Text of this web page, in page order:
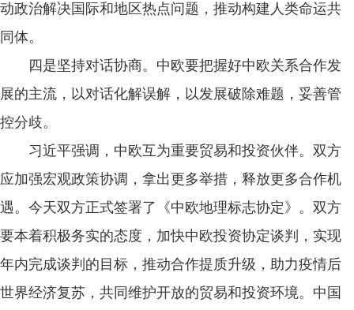
动政治解决国际和地区热点问题，推动构建人类命运共
同体。
四是坚持对话协商。中欧要把握好中欧关系合作发
展的主流，以对话化解误解，以发展破除难题，妥善管
控分歧。
习近平强调，中欧互为重要贸易和投资伙伴。双方
应加强宏观政策协调，拿出更多举措，释放更多合作机
遇。今天双方正式签署了《中欧地理标志协定》。双方
要本着积极务实的态度，加快中欧投资协定谈判，实现
年内完成谈判的目标，推动合作提质升级，助力疫情后
世界经济复苏，共同维护开放的贸易和投资环境。中国